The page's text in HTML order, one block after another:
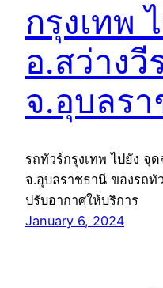
กรุงเทพ
อ.สว่างวี
จ.อุบลร
รถทัวร์กรุงเทพ ไปยัง จุ
จ.อุบลราชธานี ของรถทั
ปรับอากาศให้บริการ
January 6, 2024